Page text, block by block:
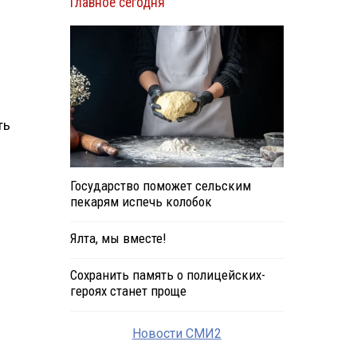
Государство поможет сельским
пекарям испечь колобок
Ялта, мы вместе!
Сохранить память о полицейских-
героях станет проще
Новости СМИ2